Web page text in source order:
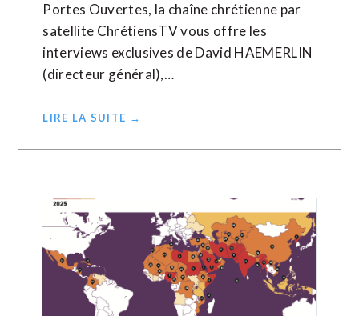
Portes Ouvertes, la chaîne chrétienne par
satellite ChrétiensTV vous offre les
interviews exclusives de David HAEMERLIN
(directeur général),…
LIRE LA SUITE →